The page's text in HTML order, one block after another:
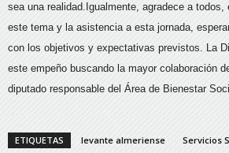
sea una realidad.Igualmente, agradece a todos,
este tema y la asistencia a esta jornada,
con los objetivos y expectativas previstos. La
este empeño buscando la mayor colaboración
diputado responsable del Área de Bienestar
ETIQUETAS levante almeriense Servicios